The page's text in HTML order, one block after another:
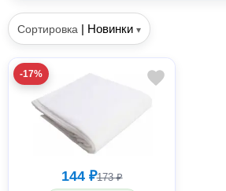
Сортировка | Новинки ▾
-17%
144 ₽173 ₽